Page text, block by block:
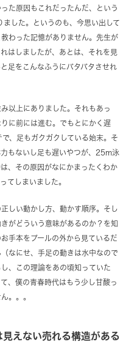
た原因もこれだったんだ、という
した。というのも、今思い出して
わった記憶がありません。先生が
はしましたが、あとは、それを見
足をこんなふうにバタバタさせれ
以上にありました。それもあっ
に前には進む。でもとにかく遅
、足もガクガクしている始末。そ
もないし足も遅いやつが、25m泳
、その原因がなにかまったくわか
てしまいました。
しい動かし方、動かす順序。そし
がどういう意味があるのか？を知
手本をプールの外から見ているだ
なにせ、手足の動きは水中なので
、この理論をあの頃知っていた
、僕の青春時代はもう少し甘酸っ
。。。
えない売れる構造がある